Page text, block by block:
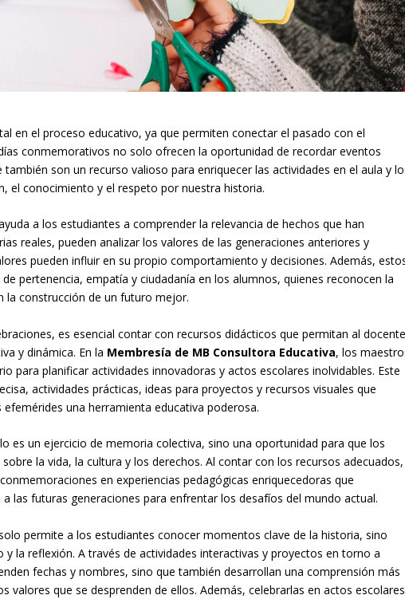
en el proceso educativo, ya que permiten conectar el pasado con el
conmemorativos no solo ofrecen la oportunidad de recordar eventos
son un recurso valioso para enriquecer las actividades en el aula y
el conocimiento y el respeto por nuestra historia.
a los estudiantes a comprender la relevancia de hechos que han
reales, pueden analizar los valores de las generaciones anteriores y
pueden influir en su propio comportamiento y decisiones. Además,
pertenencia, empatía y ciudadanía en los alumnos, quienes reconocen la
la construcción de un futuro mejor.
es esencial contar con recursos didácticos que permitan al docente
y dinámica. En la Membresía de MB Consultora Educativa, los
para planificar actividades innovadoras y actos escolares inolvidables. Este
actividades prácticas, ideas para proyectos y recursos visuales que
una herramienta educativa poderosa.
es un ejercicio de memoria colectiva, sino una oportunidad para que los
la vida, la cultura y los derechos. Al contar con los recursos adecuados,
en experiencias pedagógicas enriquecedoras que
las futuras generaciones para enfrentar los desafíos del mundo actual.
permite a los estudiantes conocer momentos clave de la historia, sino
la reflexión. A través de actividades interactivas y proyectos en torno a
fechas y nombres, sino que también desarrollan una comprensión más
valores que se desprenden de ellos. Además, celebrarlas en actos escolares